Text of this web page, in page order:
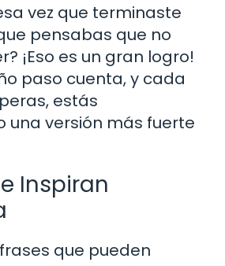
vez que terminaste
pensabas que no
¡Eso es un gran logro!
paso cuenta, y cada
estás
una versión más fuerte
Inspiran
que pueden